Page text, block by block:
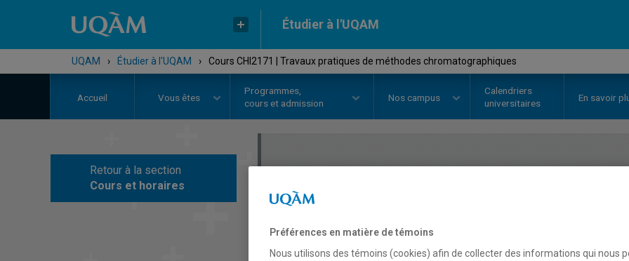
Étudier à l'UQAM
UQAM › Étudier à l'UQAM › Cours CHI2171 | Travaux pratiques de méthodes chromatographiques
Accueil Vous êtes
Programmes,
cours et admission
Nos campus
Calendriers
universitaires
En savoir
Retour à la section
Cours et horaires
Préférences en matière de témoins
Nous utilisons des témoins (cookies) afin de collecter des informations qui nous